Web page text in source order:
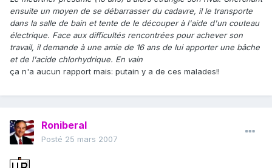
ensuite un moyen de se débarrasser du cadavre, il le transporte
dans la salle de bain et tente de le découper à l'aide d'un couteau
électrique. Face aux difficultés rencontrées pour achever son
travail, il demande à une amie de 16 ans de lui apporter une bâche
et de l'acide chlorhydrique. En vain
ça n'a aucun rapport mais: putain y a de ces malades!!
Roniberal
Posté 25 mars 2007